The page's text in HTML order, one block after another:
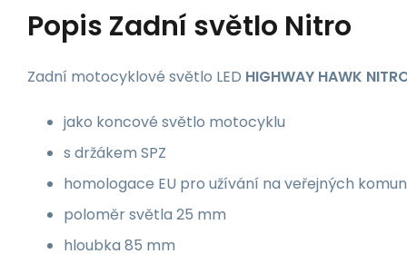
Popis Zadní světlo Nitro
Zadní motocyklové světlo LED HIGHWAY HAWK
jako koncové světlo motocyklu
s držákem SPZ
homologace EU pro užívání na veřejných
poloměr světla 25 mm
hloubka 85 mm